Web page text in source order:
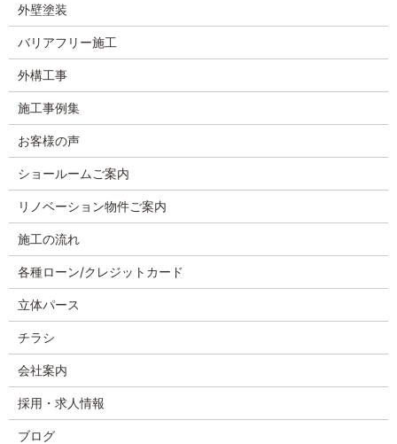
外壁塗装
バリアフリー施工
外構工事
施工事例集
お客様の声
ショールームご案内
リノベーション物件ご案内
施工の流れ
各種ローン/クレジットカード
立体パース
チラシ
会社案内
採用・求人情報
ブログ